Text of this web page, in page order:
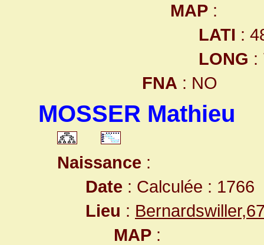
MAP :
LATI :
LONG :
FNA : NO
MOSSER Mathieu
Naissance :
Date : Calculée : 1766
Lieu :
MAP :